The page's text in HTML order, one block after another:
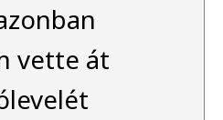
vette át